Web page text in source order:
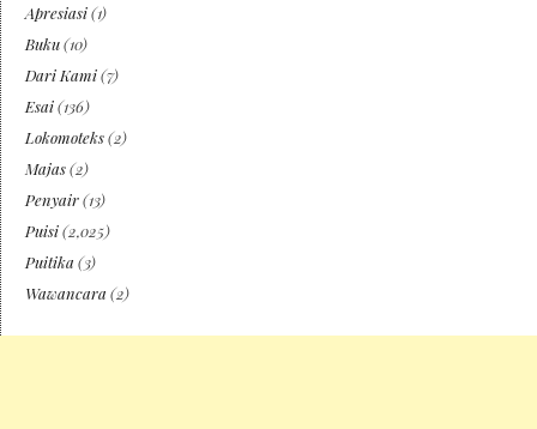
Apresiasi(1)
Buku(10)
Dari Kami(7)
Esai(136)
Lokomoteks(2)
Majas(2)
Penyair(13)
Puisi(2,025)
Puitika (3)
Wawancara (2)